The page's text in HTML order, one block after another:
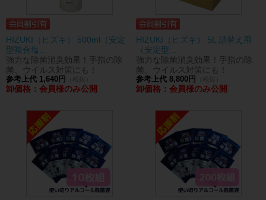
HIZUKI（ヒズキ） 500ml（安定
型複合塩...
強力な除菌消臭効果！手指の除
菌、ウイルス対策にも！
参考上代 1,640円
卸価格：会員様のみ公開
HIZUKI（ヒズキ） 5L 詰替え用
（安定型...
強力な除菌消臭効果！手指の除
菌、ウイルス対策にも！
参考上代 8,800円
卸価格：会員様のみ公開